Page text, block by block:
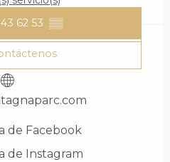
62 53 ▒▒
de Facebook
de Instagram